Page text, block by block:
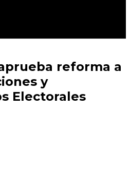
reforma a
y
Electorales